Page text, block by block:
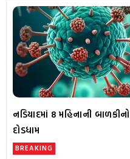
નડિયાદમાં 8 મહિનાની બાળકીનો
દોડધામ
BREAKING